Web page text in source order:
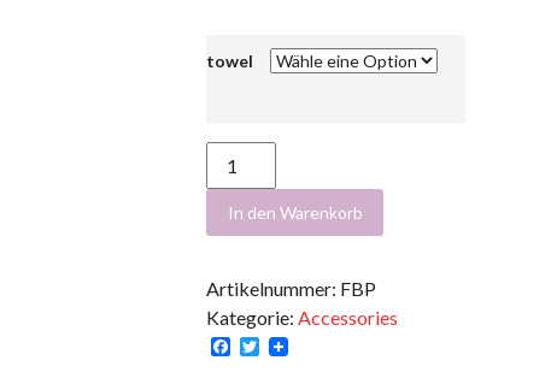
towel
Towel
Top
Print
Menge
In den Warenkorb
Artikelnummer: FBP
Kategorie: Accessories
Facebook
Twitter